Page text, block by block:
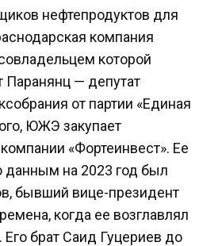
нефтепродуктов для
компания
которой
Паранянц — депутат
от партии «Единая
ЮЖЭ закупает
«Фортеинвест». Ее
данным на 2023 год был
бывший вице-президент
когда ее возглавлял
брат Саид Гуцериев до